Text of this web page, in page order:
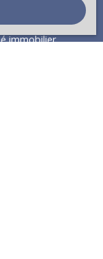
immobilier